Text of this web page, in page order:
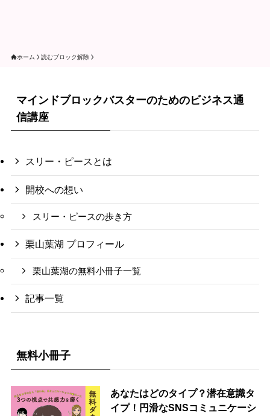
ホーム 読むブロック解除
マインドブロックバスターのためのビジネス通
信講座
スリー・ピースとは
開校への想い
スリー・ピースの歩き方
栗山葉湖 プロフィール
栗山葉湖の無料小冊子一覧
記事一覧
無料小冊子
あなたはどのタイプ？潜在意識タ
イプ！円滑なSNSコミュニケーシ